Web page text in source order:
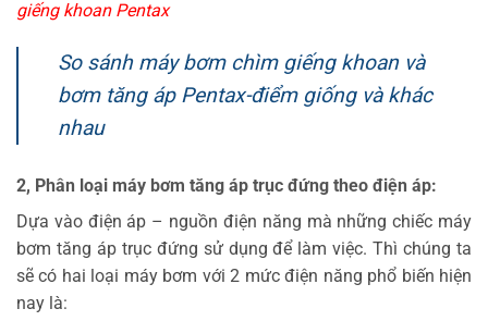
giếng khoan Pentax
So sánh máy bơm chìm giếng khoan và
bơm tăng áp Pentax-điểm giống và khác
nhau
2, Phân loại máy bơm tăng áp trục đứng theo điện áp:
Dựa vào điện áp – nguồn điện năng mà những chiếc máy
bơm tăng áp trục đứng sử dụng để làm việc. Thì chúng ta
sẽ có hai loại máy bơm với 2 mức điện năng phổ biến hiện
nay là: